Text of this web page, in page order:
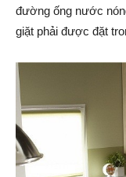
đường ống nước
giặt phải được đặt